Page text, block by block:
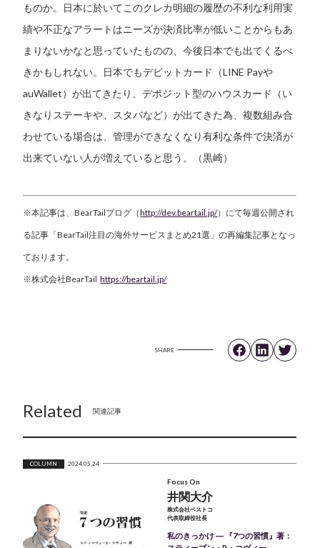
ものか。日本に於いてこのクレカ明細の履歴の不利な利用実
績や不正なアラートはニーズが決済比率が低いことからもあ
まりないかなと思っていたものの、今後日本でも出てくるべ
きかもしれない。日本でもデビットカード（LINE Payや
auWallet）が出てきたり、デポジット型のハウスカード（い
きなりステーキや、スタバなど）が出てきた為、複数組み合
わせている場合は、管理ができなくなり有利な条件で決済が
出来ていない人が増えていると思う。（黒崎）
※本記事は、BearTailブログ（http://dev.beartail.jp/）にて毎週公開され
る記事「BearTail注目の海外サービスまとめ21選」の再編集記事となっ
ております。
※株式会社BearTailhttps://beartail.jp/
SHARE
Related関連記事
COLUMN 2024.05.24
Focus On
井関大介
株式会社ベストコ
代表取締役社長
私のきっかけ ― 『7つの習慣』著：